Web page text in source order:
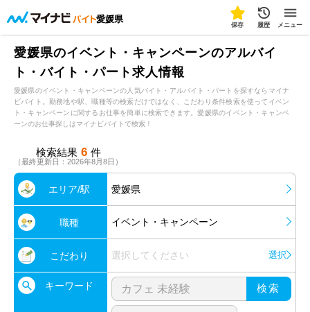
愛媛県
保存 履歴 メニュー
愛媛県のイベント・キャンペーンのアルバイ
ト・バイト・パート求人情報
愛媛県のイベント・キャンペーンの人気バイト・アルバイト・パートを探すならマイナ
ビバイト。勤務地や駅、職種等の検索だけではなく、こだわり条件検索を使ってイベン
ト・キャンペーンに関するお仕事を簡単に検索できます。愛媛県のイベント・キャンペ
ーンのお仕事探しはマイナビバイトで検索！
検索結果 6 件
（最終更新日：2026年8月8日）
エリア/駅 愛媛県
職種 イベント・キャンペーン
こだわり 選択してください 選択
キーワード 検索